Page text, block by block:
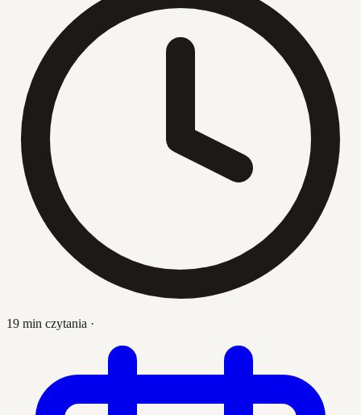
19 min czytania ·